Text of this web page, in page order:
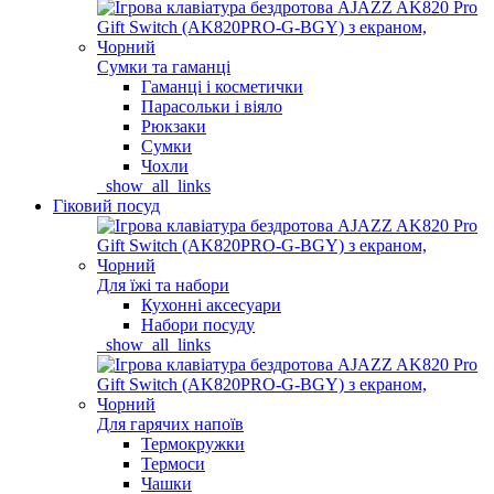
Сумки та гаманці
Гаманці і косметички
Парасольки і віяло
Рюкзаки
Сумки
Чохли
_show_all_links
Гіковий посуд
Для їжі та набори
Кухонні аксесуари
Набори посуду
_show_all_links
Для гарячих напоїв
Термокружки
Термоси
Чашки